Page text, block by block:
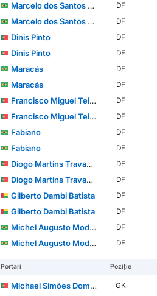
Marcelo dos Santos Ferreira
DF
Marcelo dos Santos Ferreira
DF
Dinis Pinto
DF
Dinis Pinto
DF
Maracás
DF
Maracás
DF
Francisco Miguel Teixeira Domingues
DF
Francisco Miguel Teixeira Domingues
DF
Fabiano
DF
Fabiano
DF
Diogo Martins Travassos
DF
Diogo Martins Travassos
DF
Gilberto Dambi Batista
DF
Gilberto Dambi Batista
DF
Michel Augusto Modesto Rafael dos Santos
DF
Michel Augusto Modesto Rafael dos Santos
DF
Portari Poziție
Michael Simões Domingues GK